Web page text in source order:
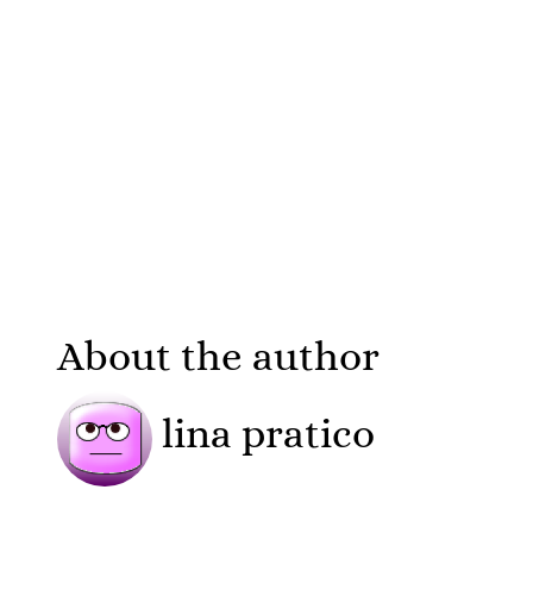
About the author
lina pratico